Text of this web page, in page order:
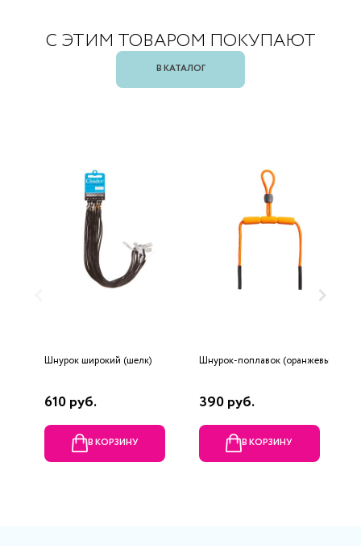
С ЭТИМ ТОВАРОМ ПОКУПАЮТ
В КАТАЛОГ
Шнурок широкий (шелк)
610 руб.
В КОРЗИНУ
Шнурок-поплавок (оранжевый)
390 руб.
В КОРЗИНУ